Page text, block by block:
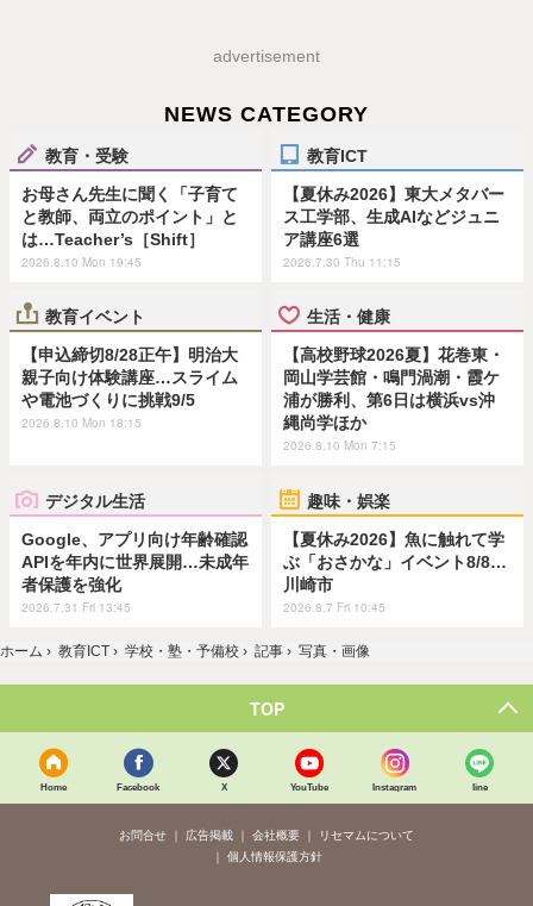
advertisement
NEWS CATEGORY
教育・受験
お母さん先生に聞く「子育て
と教師、両立のポイント」と
は…Teacher’s［Shift］
2026.8.10 Mon 19:45
教育ICT
【夏休み2026】東大メタバー
ス工学部、生成AIなどジュニ
ア講座6選
2026.7.30 Thu 11:15
教育イベント
【申込締切8/28正午】明治大
親子向け体験講座…スライム
や電池づくりに挑戦9/5
2026.8.10 Mon 18:15
生活・健康
【高校野球2026夏】花巻東・
岡山学芸館・鳴門渦潮・霞ケ
浦が勝利、第6日は横浜vs沖
縄尚学ほか
2026.8.10 Mon 7:15
デジタル生活
Google、アプリ向け年齢確認
APIを年内に世界展開…未成年
者保護を強化
2026.7.31 Fri 13:45
趣味・娯楽
【夏休み2026】魚に触れて学
ぶ「おさかな」イベント8/8…
川崎市
2026.8.7 Fri 10:45
ホーム › 教育ICT › 学校・塾・予備校 › 記事 › 写真・画像
TOP
Home Facebook X YouTube Instagram line
お問合せ 広告掲載 会社概要
リセマムについて
個人情報保護方針